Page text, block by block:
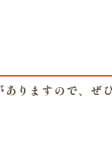
ますので、ぜひ